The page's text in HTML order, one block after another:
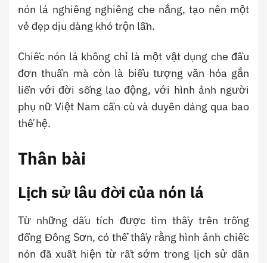
nón lá nghiêng nghiêng che nắng, tạo nên một
vẻ đẹp dịu dàng khó trộn lẫn.
Chiếc nón lá không chỉ là một vật dụng che đầu
đơn thuần mà còn là biểu tượng văn hóa gắn
liền với đời sống lao động, với hình ảnh người
phụ nữ Việt Nam cần cù và duyên dáng qua bao
thế hệ.
Thân bài
Lịch sử lâu đời của nón lá
Từ những dấu tích được tìm thấy trên trống
đồng Đông Sơn, có thể thấy rằng hình ảnh chiếc
nón đã xuất hiện từ rất sớm trong lịch sử dân